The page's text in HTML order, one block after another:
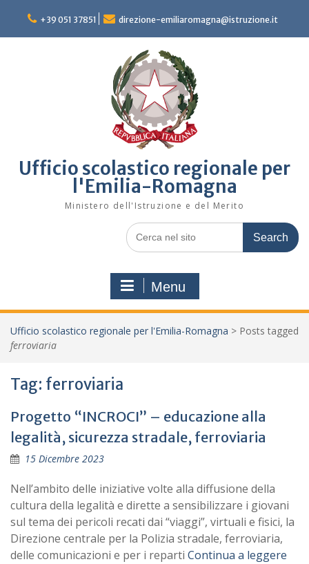
content
+39 051 37851 direzione-emiliaromagna@istruzione.it
Ufficio scolastico regionale per
l'Emilia-Romagna
Ministero dell'Istruzione e del Merito
Search
for:
Menu
Ufficio scolastico regionale per l'Emilia-Romagna > Posts tagged
ferroviaria
Tag: ferroviaria
Progetto “INCROCI” – educazione alla
legalità, sicurezza stradale, ferroviaria
15 Dicembre 2023
Nell’ambito delle iniziative volte alla diffusione della
cultura della legalità e dirette a sensibilizzare i giovani
sul tema dei pericoli recati dai “viaggi”, virtuali e fisici, la
Direzione centrale per la Polizia stradale, ferroviaria,
delle comunicazioni e per i reparti Continua a leggere